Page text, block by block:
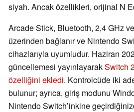
siyah. Ancak özellikleri, orijinal N
Arcade Stick, Bluetooth, 2,4 GHz
üzerinden bağlanır ve Nintendo
cihazlarıyla uyumludur. Haziran
güncellemesi yayınlayarakSwitch
özelliğini ekledi. Kontrolcüde iki
bulunur; ayrıca, giriş modunu
Nintendo Switch’inkine